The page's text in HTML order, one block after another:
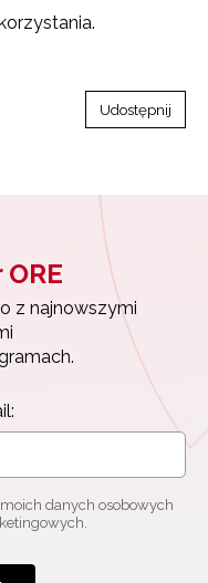
Udostępnij
z najnowszymi
danych osobowych